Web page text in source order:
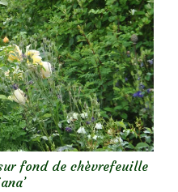
fond de chèvrefeuille